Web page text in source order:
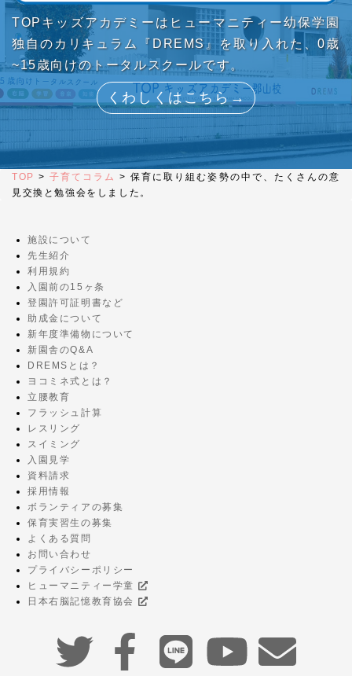
TOPキッズアカデミーはヒューマニティー幼保学園
独自のカリキュラム『DREMS』を取り入れた、0歳
~15歳向けのトータルスクールです。
くわしくはこちら→
TOP > 子育てコラム > 保育に取り組む姿勢の中で、たくさんの意
見交換と勉強会をしました。
施設について
先生紹介
利用規約
入園前の15ヶ条
登園許可証明書など
助成金について
新年度準備物について
新園舎のQ&A
DREMSとは？
ヨコミネ式とは？
立腰教育
フラッシュ計算
レスリング
スイミング
入園見学
資料請求
採用情報
ボランティアの募集
保育実習生の募集
よくある質問
お問い合わせ
プライバシーポリシー
ヒューマニティー学童
日本右脳記憶教育協会